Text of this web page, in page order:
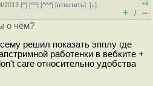
2013 [^] [^^] [^^^] [ответить][↓]
+6
+ / –
о чём?
решил показать эпплу где
работенки в вебките +
care относительно удобства